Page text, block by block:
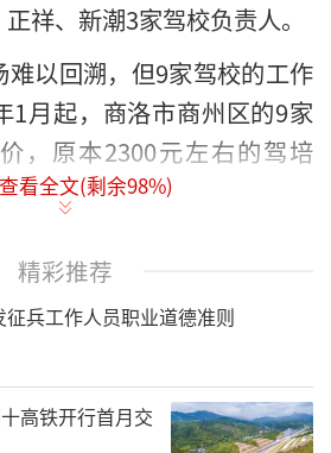
祥、新潮3家驾校负责人。
难以回溯，但9家驾校的工作
1月起，商洛市商州区的9家
，原本2300元左右的驾培
手动挡2980元；C2自动挡
涨价的原因系9家驾校组成
场“一统江湖”行动的背
佬”的飞翔、正祥、新潮3
余6家驾校进行承包经营。
看全文(剩余98%)
精彩推荐
兵工作人员职业道德准则
高铁开行首月交